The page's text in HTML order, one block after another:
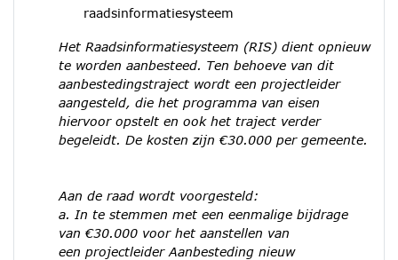
raadsinformatiesysteem
Het Raadsinformatiesysteem (RIS) dient opnieuw
te worden aanbesteed. Ten behoeve van dit
aanbestedingstraject wordt een projectleider
aangesteld, die het programma van eisen
hiervoor opstelt en ook het traject verder
begeleidt. De kosten zijn €30.000 per gemeente.
Aan de raad wordt voorgesteld:
a. In te stemmen met een eenmalige bijdrage
van €30.000 voor het aanstellen van
een projectleider Aanbesteding nieuw